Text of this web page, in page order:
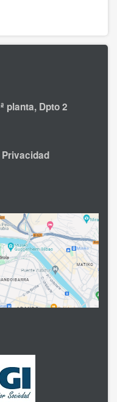
planta, Dpto 2